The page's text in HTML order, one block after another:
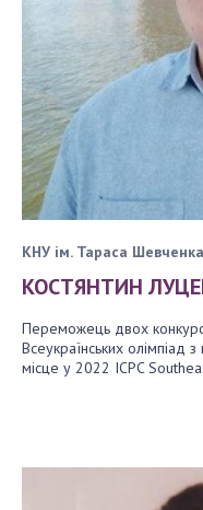
КНУ ім. Тараса Шевченка
КОСТЯНТИН
Переможець двох
Всеукраїнських олімпіад
місце у 2022 ICPC